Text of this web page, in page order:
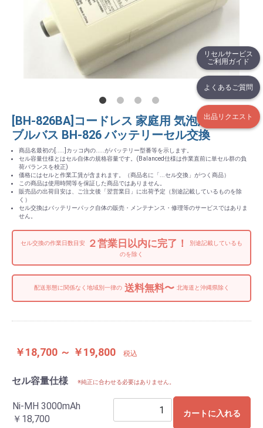
リセルサービス
ご利用ガイド
よくあるご質問
出品リクエスト
[BH-826BA]コードレス 家庭用 気泡浴装置 バ
ブルバス BH-826 バッテリーセル交換
商品名最初の[.....]カッコ内の.....がバッテリー型番等を示します。
セル容量仕様とはセル自体の規格容量です。(Balanced仕様は作業直前に単セル群の負
荷バランスを校正)
価格にはセルと作業工賃が含まれます。（商品名に「...セル交換」がつく商品）
この商品は使用時間等を保証した商品ではありません。
販売品の出荷目安は、ご注文後「翌営業日」に出荷予定（別途記載しているものを除
く）
セル交換はバッテリーパック自体の販売・メンテナンス・修理等のサービスではありま
せん。
セル交換の作業日数目安 ２営業日以内に完了！
別途記載しているも
のを除く
配送形態に関係なく地域別一律の送料無料〜 北海道と沖縄県除く
￥18,700 ～ ￥19,800 税込
セル容量仕様 ※純正に合わせる必要はありません。
Ni-MH 3000mAh
￥18,700
カートに入れる